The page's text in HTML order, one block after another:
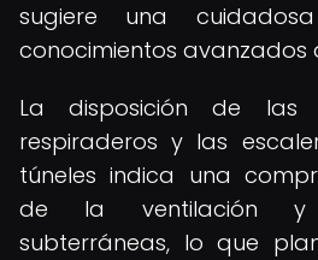
sugiere una
conocimientos avanzados
La disposición de las
respiraderos y las
túneles indica una
de la ventilación y
subterráneas, lo que